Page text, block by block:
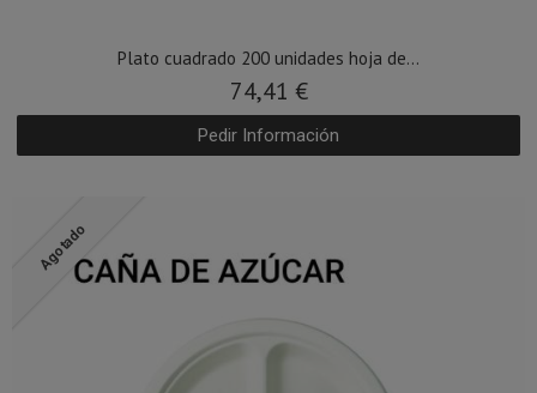
Plato cuadrado 200 unidades hoja de...
74,41 €
Pedir Información
Agotado